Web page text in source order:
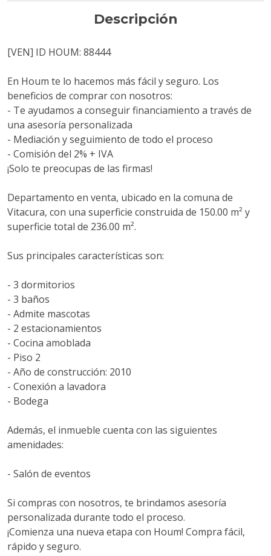
Descripción
[VEN] ID HOUM: 88444
En Houm te lo hacemos más fácil y seguro. Los
beneficios de comprar con nosotros:
- Te ayudamos a conseguir financiamiento a través de
una asesoría personalizada
- Mediación y seguimiento de todo el proceso
- Comisión del 2% + IVA
¡Solo te preocupas de las firmas!
Departamento en venta, ubicado en la comuna de
Vitacura, con una superficie construida de 150.00 m² y
superficie total de 236.00 m².
Sus principales características son:
- 3 dormitorios
- 3 baños
- Admite mascotas
- 2 estacionamientos
- Cocina amoblada
- Piso 2
- Año de construcción: 2010
- Conexión a lavadora
- Bodega
Además, el inmueble cuenta con las siguientes
amenidades:
- Salón de eventos
Si compras con nosotros, te brindamos asesoría
personalizada durante todo el proceso.
¡Comienza una nueva etapa con Houm! Compra fácil,
rápido y seguro.